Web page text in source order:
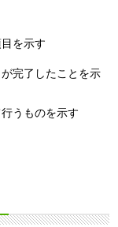
を示す
完了したことを示
うものを示す